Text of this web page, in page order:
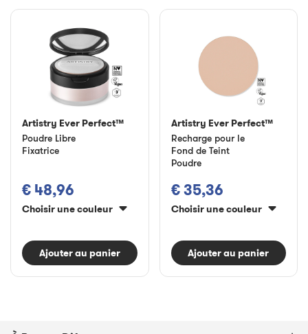
Artistry Ever Perfect™
Poudre Libre
Fixatrice
€ 48,96
Choisir une couleur
Ajouter au panier
Artistry Ever Perfect™
Recharge pour le
Fond de Teint
Poudre
€ 35,36
Choisir une couleur
Ajouter au panier